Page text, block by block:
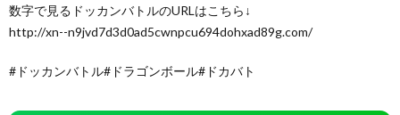
数字で見るドッカンバトルのURLはこちら↓
http://xn--n9jvd7d3d0ad5cwnpcu694dohxad89g.com/
#ドッカンバトル#ドラゴンボール#ドカバト